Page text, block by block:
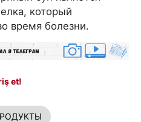
который
время болезни.
et!